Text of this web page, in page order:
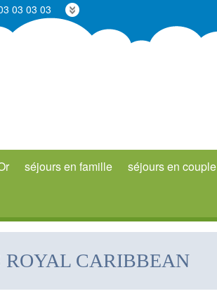
03 03 03
séjours en famille séjours en couple
CARIBBEAN